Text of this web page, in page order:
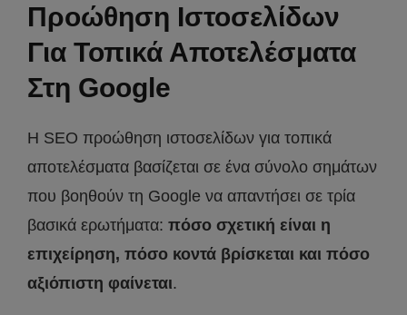
Προώθηση Ιστοσελίδων
Για Τοπικά Αποτελέσματα
Στη Google
Η SEO προώθηση ιστοσελίδων για τοπικά
αποτελέσματα βασίζεται σε ένα σύνολο σημάτων
που βοηθούν τη Google να απαντήσει σε τρία
βασικά ερωτήματα: πόσο σχετική είναι η
επιχείρηση, πόσο κοντά βρίσκεται και πόσο
αξιόπιστη φαίνεται.